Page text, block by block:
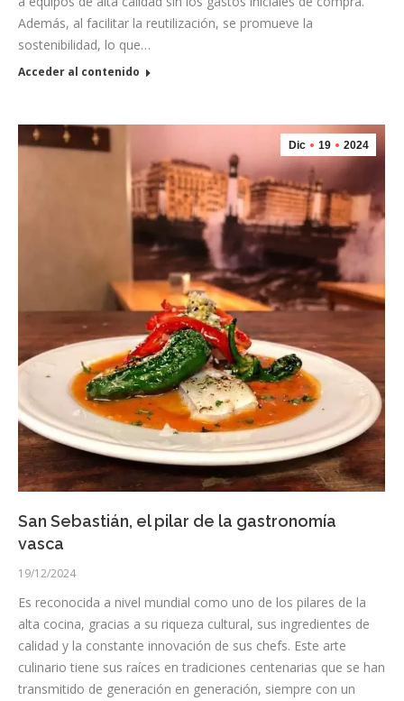
Además, al facilitar la reutilización, se promueve la
sostenibilidad, lo que…
Acceder al contenido
Dic 19 2024
San Sebastián, el pilar de la gastronomía
vasca
19/12/2024
Es reconocida a nivel mundial como uno de los pilares de la
alta cocina, gracias a su riqueza cultural, sus ingredientes de
calidad y la constante innovación de sus chefs. Este arte
culinario tiene sus raíces en tradiciones centenarias que se han
transmitido de generación en generación, siempre con un